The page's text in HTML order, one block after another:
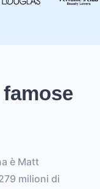
è Matt
milioni di